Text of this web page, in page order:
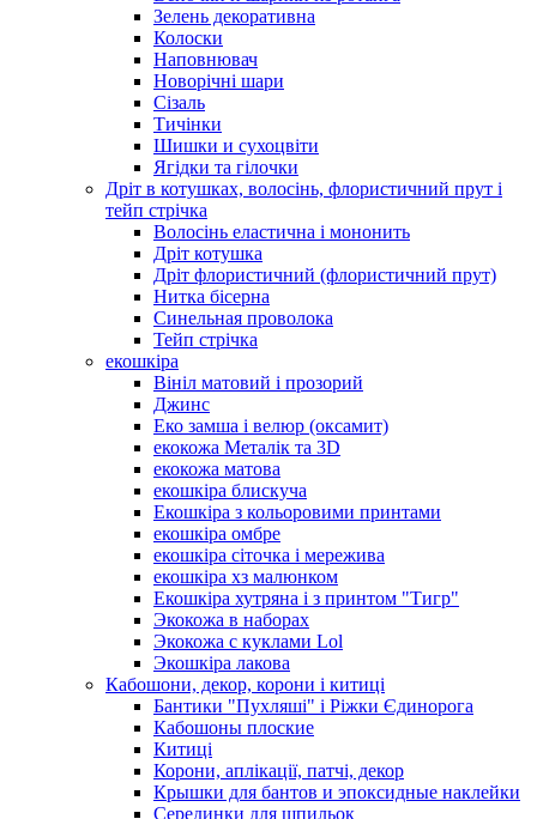
Зелень декоративна
Колоски
Наповнювач
Новорічні шари
Сізаль
Тичінки
Шишки и сухоцвіти
Ягідки та гілочки
Дріт в котушках, волосінь, флористичний прут і
тейп стрічка
Волосінь еластична і мононить
Дріт котушка
Дріт флористичний (флористичний прут)
Нитка бісерна
Синельная проволока
Тейп стрічка
екошкіра
Вініл матовий і прозорий
Джинс
Еко замша і велюр (оксамит)
екокожа Металік та 3D
екокожа матова
екошкіра блискуча
Екошкіра з кольоровими принтами
екошкіра омбре
екошкіра сіточка і мережива
екошкіра хз малюнком
Екошкіра хутряна і з принтом "Тигр"
Экокожа в наборах
Экокожа с куклами Lol
Экошкiра лакова
Кабошони, декор, корони і китиці
Бантики "Пухляші" і Ріжки Єдинорога
Кабошоны плоские
Китиці
Корони, аплікації, патчі, декор
Крышки для бантов и эпоксидные наклейки
Серединки для шпильок